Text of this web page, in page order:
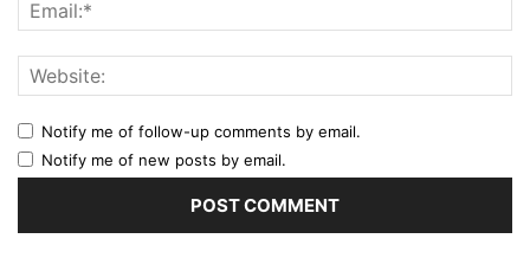
Notify me of follow-up comments by email.
Notify me of new posts by email.